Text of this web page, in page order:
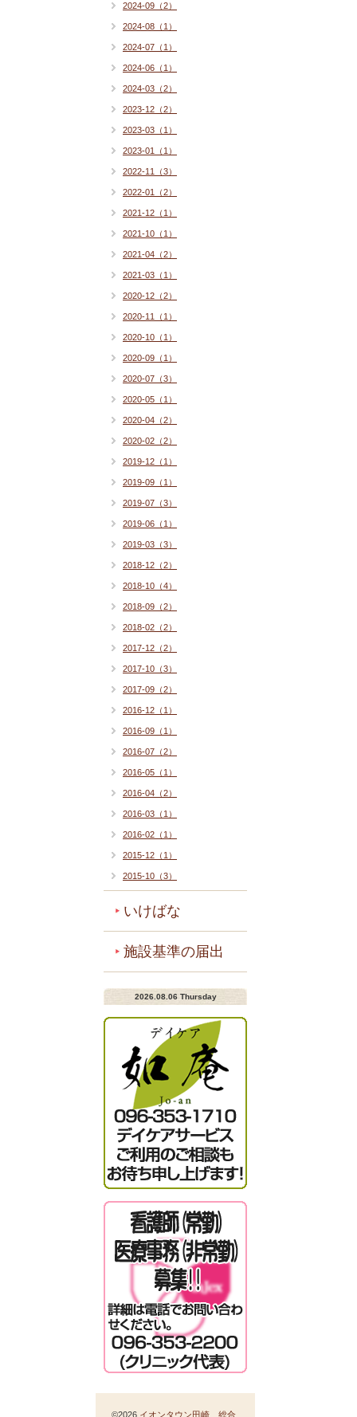
2024-09（2）
2024-08（1）
2024-07（1）
2024-06（1）
2024-03（2）
2023-12（2）
2023-03（1）
2023-01（1）
2022-11（3）
2022-01（2）
2021-12（1）
2021-10（1）
2021-04（2）
2021-03（1）
2020-12（2）
2020-11（1）
2020-10（1）
2020-09（1）
2020-07（3）
2020-05（1）
2020-04（2）
2020-02（2）
2019-12（1）
2019-09（1）
2019-07（3）
2019-06（1）
2019-03（3）
2018-12（2）
2018-10（4）
2018-09（2）
2018-02（2）
2017-12（2）
2017-10（3）
2017-09（2）
2016-12（1）
2016-09（1）
2016-07（2）
2016-05（1）
2016-04（2）
2016-03（1）
2016-02（1）
2015-12（1）
2015-10（3）
いけばな
施設基準の届出
2026.08.06 Thursday
©2026 イオンタウン田崎 総合